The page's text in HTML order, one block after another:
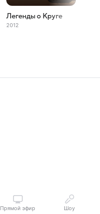
Легенды о Круге
2012
Прямой эфир Шоу